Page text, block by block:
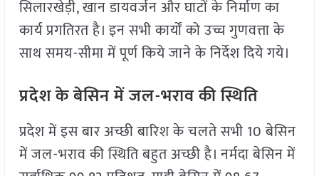
सिलारखेड़ी, खान डायवर्जन और घाटों के निर्माण का
कार्य प्रगतिरत है। इन सभी कार्यों को उच्च गुणवत्ता के
साथ समय-सीमा में पूर्ण किये जाने के निर्देश दिये गये।
प्रदेश के बेसिन में जल-भराव की स्थिति
प्रदेश में इस बार अच्छी बारिश के चलते सभी 10 बेसिन
में जल-भराव की स्थिति बहुत अच्छी है। नर्मदा बेसिन में